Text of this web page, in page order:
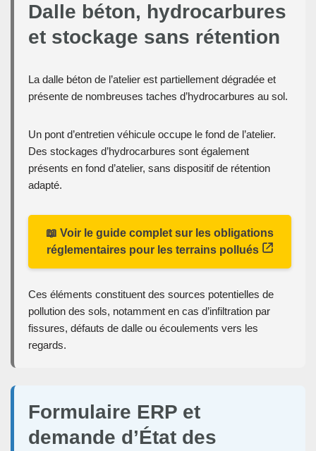
Dalle béton, hydrocarbures
et stockage sans rétention
La dalle béton de l’atelier est partiellement dégradée et
présente de nombreuses taches d’hydrocarbures au sol.
Un pont d’entretien véhicule occupe le fond de l’atelier.
Des stockages d’hydrocarbures sont également
présents en fond d’atelier, sans dispositif de rétention
adapté.
📖 Voir le guide complet sur les obligations
réglementaires pour les terrains pollués
Ces éléments constituent des sources potentielles de
pollution des sols, notamment en cas d’infiltration par
fissures, défauts de dalle ou écoulements vers les
regards.
Formulaire ERP et
demande d’État des